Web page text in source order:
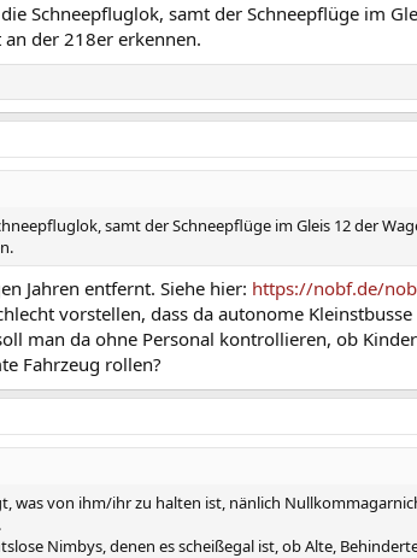
Schneepfluglok, samt der Schneepflüge im
der 218er erkennen.
samt der Schneepflüge im Gleis 12 der
Jahren entfernt. Siehe hier: https://nobf.de/
vorstellen, dass da autonome
man da ohne Personal kontrollieren, ob
Fahrzeug rollen?
was von ihm/ihr zu halten ist, nänlich
Nimbys, denen es scheißegal ist, ob Alte,